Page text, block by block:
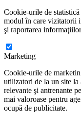
Cookie-urile de
modul în care vizitatorii
şi raportarea
Marketing
Cookie-urile de
utilizatori de la un site la
relevante şi antrenante
mai valoroase pentru
ocupă de publicitate.